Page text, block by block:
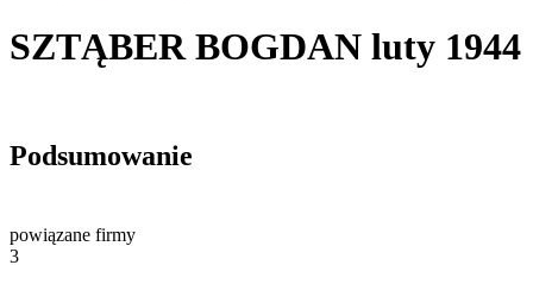
SZTĄBER BOGDAN luty 1944
Podsumowanie
powiązane firmy
3